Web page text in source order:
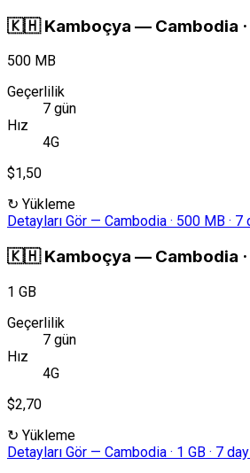
🇰🇭 Kamboçya — Cambodia
500 MB
Geçerlilik
7 gün
Hız
4G
$1,50
↻ Yükleme
Detayları Gör — Cambodia · 500 MB · 7
🇰🇭 Kamboçya — Cambodia ·
1 GB
Geçerlilik
7 gün
Hız
4G
$2,70
↻ Yükleme
Detayları Gör — Cambodia · 1 GB · 7